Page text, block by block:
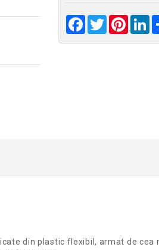
Facebook
Twitter
din plastic flexibil, armat de cea